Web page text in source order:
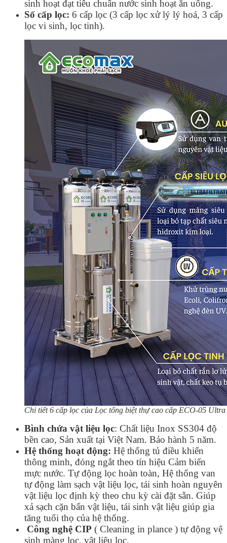
sinh hoạt đạt tiêu chuẩn nước sinh hoạt ăn uống.
Số cấp lọc: 6 cấp lọc (3 cấp lọc xử lý lý hoá, 3 cấp
lọc vi sinh, lọc tinh).
Chi tiết 6 cấp lọc của Lọc tổng biệt thự cao cấp ECO-05 Ultra
Bình chứa vật liệu lọc: Chất liệu Inox SS304 độ
bền cao, Sản xuất tại Việt Nam. Bảo hành 5 năm.
Hệ thống hoạt động: Hệ thống tủ điều khiển
thông minh, đóng ngắt theo tín hiệu Cảm biến
mực nước. Tự động lọc hoàn toàn, Hệ thống van
tự động làm sạch vật liệu lọc, tái sinh hoàn nguyên
vật liệu lọc định kỳ theo chu kỳ cài đặt sẵn. Giúp
xả sạch cặn bẩn vật liệu, tái sinh vật liệu giúp gia
tăng tuổi thọ của hệ thống.
Công nghệ CIP ( Cleaning in plance ) tự động vệ
sinh màng lọc, vật liệu lọc.